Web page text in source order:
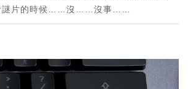
謎片的時候……沒……沒事……